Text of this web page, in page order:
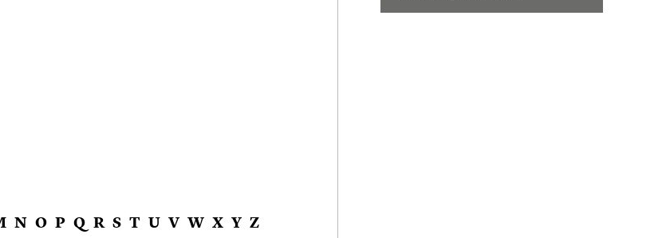
N O P Q R S T U V W X Y Z